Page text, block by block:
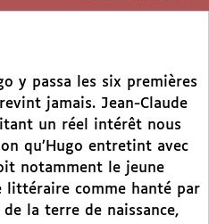
y passa les six premières
jamais. Jean-Claude
un réel intérêt nous
qu’Hugo entretint avec
notamment le jeune
littéraire comme hanté par
la terre de naissance,